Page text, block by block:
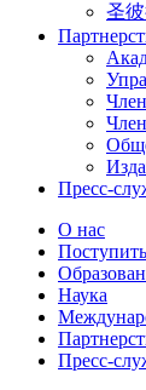
圣
Пресс-
О нас
Поступить
Наука
Пресс-